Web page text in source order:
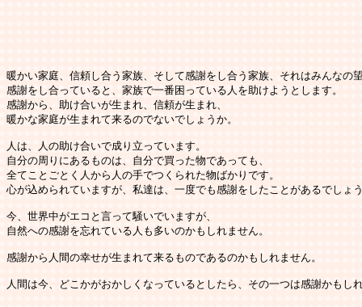
暖かい家庭、信頼し合う家族、そして感謝をし合う家族、それはみんなの
感謝をし合っていると、家族で一番困っている人を助けようとします。
感謝から、助け合いが生まれ、信頼が生まれ、
暖かな家庭が生まれて来るのでないでしょうか。
人は、人の助け合いで成り立っています。
自分の周りにあるものは、自分で買った物であっても、
全てことごとく人から人の手でつくられた物ばかりです。
心が込められていますが、私達は、一度でも感謝をしたことがあるでしょ
今、世界中がエコと言って騒いでいますが、
自然への感謝を忘れている人も多いのかもしれません。
感謝から人間の幸せが生まれて来るものであるのかもしれません。
人間は今、どこかがおかしくなっているとしたら、その一つは感謝かもし